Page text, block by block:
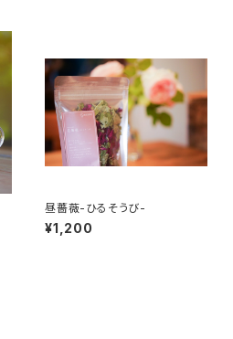
昼薔薇-ひるそうび-
¥1,200